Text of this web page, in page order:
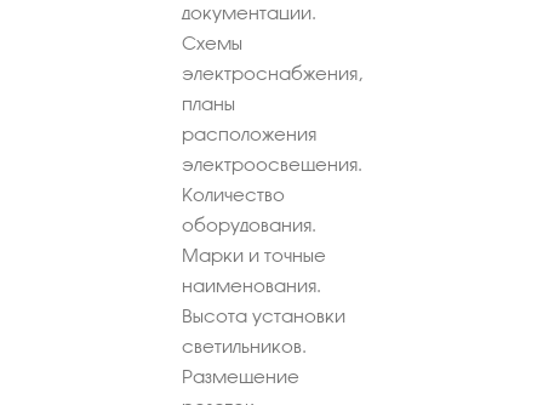
документации.
Схемы
электроснабжения,
планы
расположения
электроосвещения.
Количество
оборудования.
Марки и точные
наименования.
Высота установки
светильников.
Размещение